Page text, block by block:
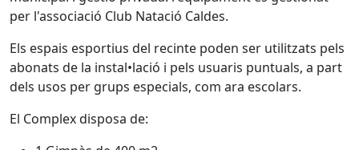
per l'associació Club Natació Caldes.
Els espais esportius del recinte poden ser utilitzats pels
abonats de la instal•lació i pels usuaris puntuals, a part
dels usos per grups especials, com ara escolars.
El Complex disposa de: